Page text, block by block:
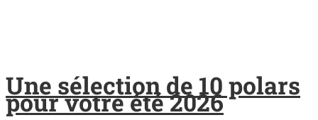
Une sélection de 10 polars
pour votre été 2026